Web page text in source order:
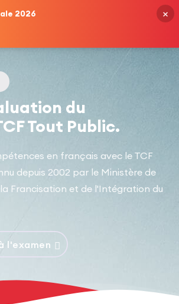
2026 ×
du
Tout Public.
en français avec le TCF
depuis 2002 par le Ministère de
Francisation et de l'Intégration du
l'examen